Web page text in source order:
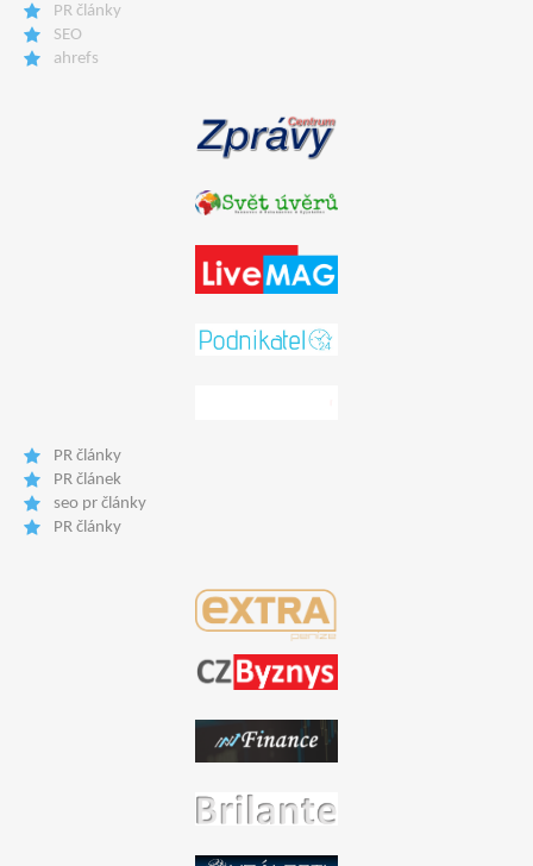
PR články
SEO
ahrefs
PR články
PR článek
seo pr články
PR články